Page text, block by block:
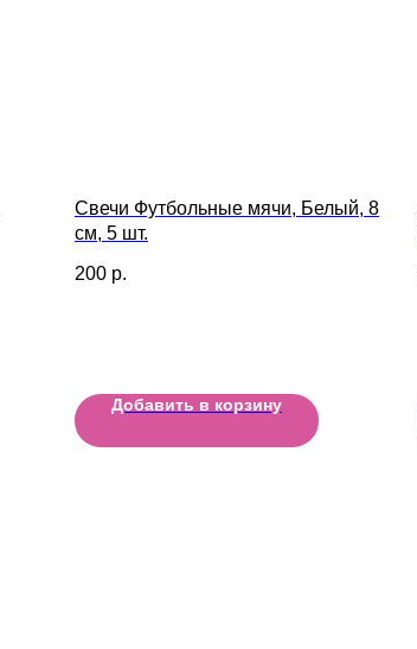
Свечи Футбольные мячи, Белый, 8
см, 5 шт.
200 р.
Добавить в корзину